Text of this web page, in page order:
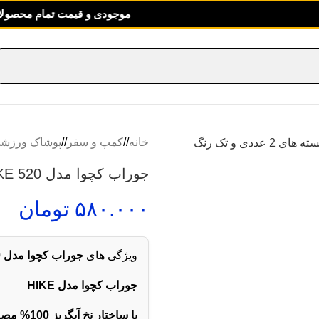
موجودی و قیمت تمام محصولات سایت
خانه/ کمپ و سفر/ پوشاک
جوراب کچوا مدل HIKE 520
۵۸۰.۰۰۰ تومان
ویژگی های جوراب کچوا مدل
جوراب کچوا مدل
با ساختار نخ آبگریز 100% مصنوعی، پاهای شما را خشک نگه می دارد